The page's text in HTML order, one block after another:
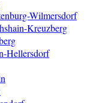
Wilmersdorf
Kreuzberg
Hellersdorf